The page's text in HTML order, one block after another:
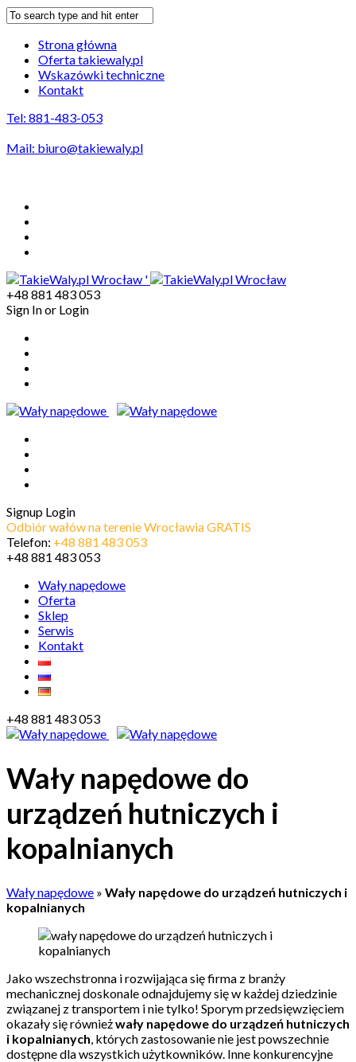
Strona główna
Oferta takiewaly.pl
Wskazówki techniczne
Kontakt
Tel: 881-483-053
Mail: biuro@takiewaly.pl
'
+48 881 483 053
Sign Inor Login
Signup Login
Odbiór wałów na terenie Wrocławia GRATIS
Telefon: +48 881 483 053
+48 881 483 053
Wały napędowe
Oferta
Sklep
Serwis
Kontakt
+48 881 483 053
Wały napędowe do
urządzeń hutniczych i
kopalnianych
Wały napędowe » Wały napędowe do urządzeń hutniczych i
kopalnianych
Jako wszechstronna i rozwijająca się firma z branży
mechanicznej doskonale odnajdujemy się w każdej dziedzinie
związanej z transportem i nie tylko! Sporym przedsięwzięciem
okazały się równieżwały napędowe do urządzeń hutniczych
i kopalnianych, których zastosowanie nie jest powszechnie
dostępne dla wszystkich użytkowników. Inne konkurencyjne